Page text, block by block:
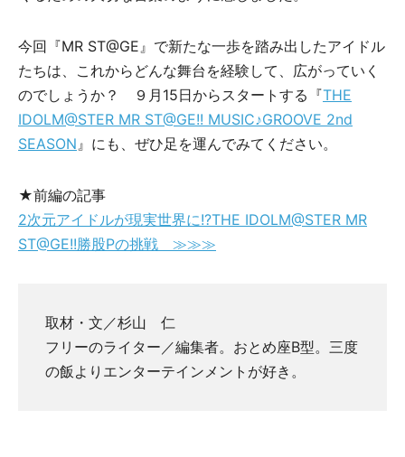
今回『MR ST@GE』で新たな一歩を踏み出したアイドル
たちは、これからどんな舞台を経験して、広がっていく
のでしょうか？ ９月15日からスタートする『THE
IDOLM@STER MR ST@GE!! MUSIC♪GROOVE 2nd
SEASON』にも、ぜひ足を運んでみてください。
★前編の記事
2次元アイドルが現実世界に!?THE IDOLM@STER MR
ST@GE!!勝股Pの挑戦 ≫≫≫
取材・文／杉山 仁
フリーのライター／編集者。おとめ座B型。三度
の飯よりエンターテインメントが好き。